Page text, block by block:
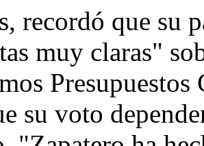
recordó que su
muy claras"
Presupuestos
su voto